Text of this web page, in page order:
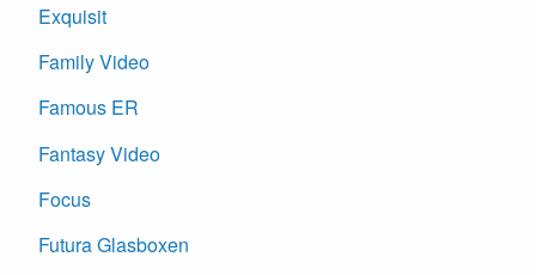
Exquisit
Family Video
Famous ER
Fantasy Video
Focus
Futura Glasboxen